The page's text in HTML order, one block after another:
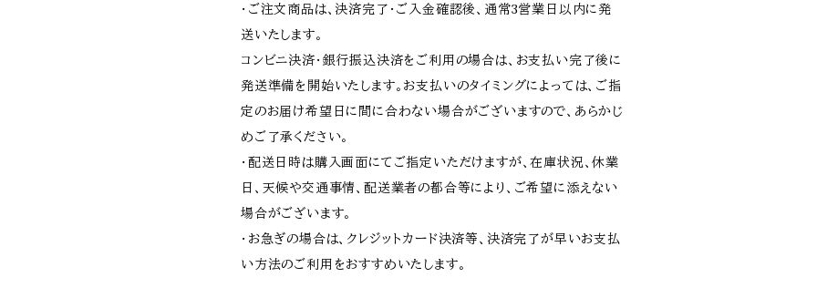
・ご注文商品は、決済完了・ご入金確認後、通常3営業日以内に発
送いたします。
コンビニ決済・銀行振込決済をご利用の場合は、お支払い完了後に
発送準備を開始いたします。お支払いのタイミングによっては、ご指
定のお届け希望日に間に合わない場合がございますので、あらかじ
めご了承ください。
・配送日時は購入画面にてご指定いただけますが、在庫状況、休業
日、天候や交通事情、配送業者の都合等により、ご希望に添えない
場合がございます。
・お急ぎの場合は、クレジットカード決済等、決済完了が早いお支払
い方法のご利用をおすすめいたします。